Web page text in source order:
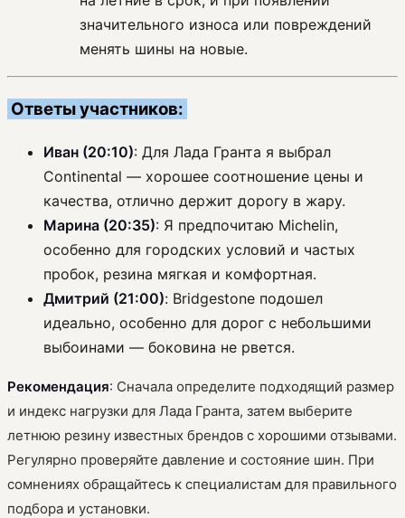
значительного износа или повреждений
менять шины на новые.
Ответы участников:
Иван (20:10): Для Лада Гранта я выбрал
Continental — хорошее соотношение цены и
качества, отлично держит дорогу в жару.
Марина (20:35): Я предпочитаю Michelin,
особенно для городских условий и частых
пробок, резина мягкая и комфортная.
Дмитрий (21:00): Bridgestone подошел
идеально, особенно для дорог с небольшими
выбоинами — боковина не рвется.
Рекомендация: Сначала определите подходящий размер
и индекс нагрузки для Лада Гранта, затем выберите
летнюю резину известных брендов с хорошими отзывами.
Регулярно проверяйте давление и состояние шин. При
сомнениях обращайтесь к специалистам для правильного
подбора и установки.